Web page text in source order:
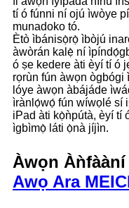
tí ó fúnni ní ojú ìwòye
munadoko tó.
Ètò ìbánisọ̀rọ̀ ìbòjú
àwòrán kalẹ̀ ní
ó ṣe kedere àti èyí tí ó
rọrùn fún àwọn ògbógi
lóye àwọn àbájáde
ìrànlọ́wọ́ fún wíwọlé sí
iPad àti kọ̀ǹpútà, èyí tí
ìgbìmọ̀ láti ọ̀nà jíjìn.
Àwọn Àǹfààní
Awọ Ara